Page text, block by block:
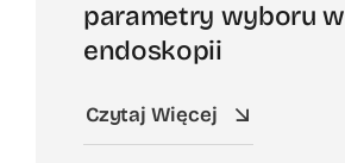
parametry wyboru w
endoskopii
Czytaj Więcej